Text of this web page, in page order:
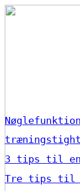
3 tips til en
Tre tips til